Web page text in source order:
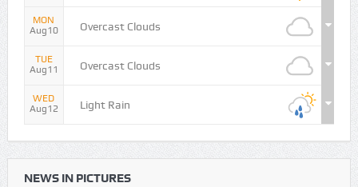
MON
Aug10
Overcast Clouds
TUE
Aug11
Overcast Clouds
WED
Aug12
Light Rain
NEWS IN PICTURES